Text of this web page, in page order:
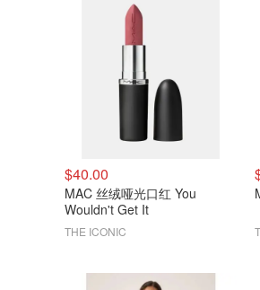
$40.00
MAC 丝绒哑光口红 You
Wouldn't Get It
THE ICONIC